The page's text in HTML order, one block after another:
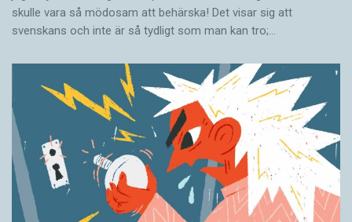
skulle vara så mödosam att behärska! Det visar sig att
svenskans och inte är så tydligt som man kan tro;…